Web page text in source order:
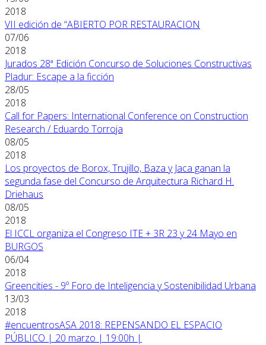
2018
VII edición de “ABIERTO POR RESTAURACION
07/06
2018
Jurados 28ª Edición Concurso de Soluciones Constructivas
Pladur: Escape a la ficción
28/05
2018
Call for Papers: International Conference on Construction
Research / Eduardo Torroja
08/05
2018
Los proyectos de Borox, Trujillo, Baza y Jaca ganan la
segunda fase del Concurso de Arquitectura Richard H.
Driehaus
08/05
2018
El ICCL organiza el Congreso ITE + 3R 23 y 24 Mayo en
BURGOS
06/04
2018
Greencities - 9º Foro de Inteligencia y Sostenibilidad Urbana
13/03
2018
#encuentrosASA 2018: REPENSANDO EL ESPACIO
PÚBLICO | 20 marzo | 19:00h |